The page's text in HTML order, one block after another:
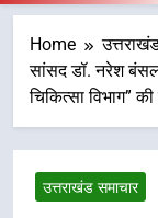
Home
सांसद डॉ. नरेश
चिकित्सा विभाग”
उत्तराखंड समाचार